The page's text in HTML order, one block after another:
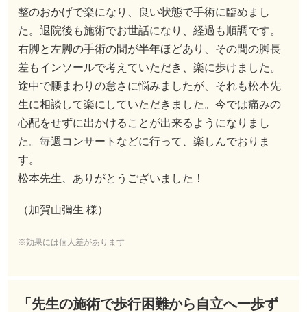
整のおかげで楽になり、良い状態で手術に臨めまし
た。退院後も施術でお世話になり、経過も順調です。
右脚と左脚の手術の間が半年ほどあり、その間の脚長
差もインソールで考えていただき、楽に歩けました。
途中で腰まわりの怠さに悩みましたが、それも松本先
生に相談して楽にしていただきました。今では痛みの
心配をせずに出かけることが出来るようになりまし
た。毎週コンサートなどに行って、楽しんでおりま
す。
松本先生、ありがとうございました！
（加賀山彌生 様）
※効果には個人差があります
「先生の施術で歩行困難から自立へ一歩ず